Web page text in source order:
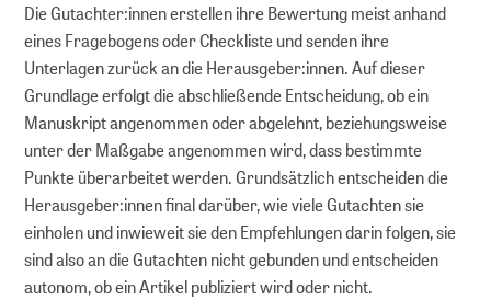
Archivieren
Suchen und nutzen
DIGITALE LANGZEITARCHIVIERUNG
Strategische Langzeitarchivierung an
ZB MED
Die Gutachter:innen erstellen ihre Bewertung meist anhand
eines Fragebogens oder Checkliste und senden ihre
Unterlagen zurück an die Herausgeber:innen. Auf dieser
Grundlage erfolgt die abschließende Entscheidung, ob ein
Manuskript angenommen oder abgelehnt, beziehungsweise
unter der Maßgabe angenommen wird, dass bestimmte
Punkte überarbeitet werden. Grundsätzlich entscheiden die
Herausgeber:innen final darüber, wie viele Gutachten sie
einholen und inwieweit sie den Empfehlungen darin folgen, sie
sind also an die Gutachten nicht gebunden und entscheiden
autonom, ob ein Artikel publiziert wird oder nicht.